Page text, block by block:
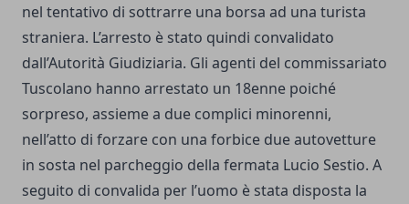
nel tentativo di sottrarre una borsa ad una turista
straniera. L’arresto è stato quindi convalidato
dall’Autorità Giudiziaria. Gli agenti del commissariato
Tuscolano hanno arrestato un 18enne poiché
sorpreso, assieme a due complici minorenni,
nell’atto di forzare con una forbice due autovetture
in sosta nel parcheggio della fermata Lucio Sestio. A
seguito di convalida per l’uomo è stata disposta la